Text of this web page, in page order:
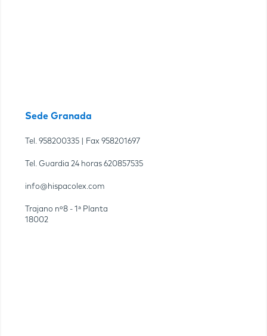
Sede Granada
Tel. 958200335 | Fax 958201697
Tel. Guardia 24 horas 620857535
info@hispacolex.com
Trajano nº8 - 1ª Planta
18002